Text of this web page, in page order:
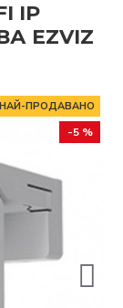
IP
EZVIZ
НАЙ-ПРОДАВАНО
-5 %